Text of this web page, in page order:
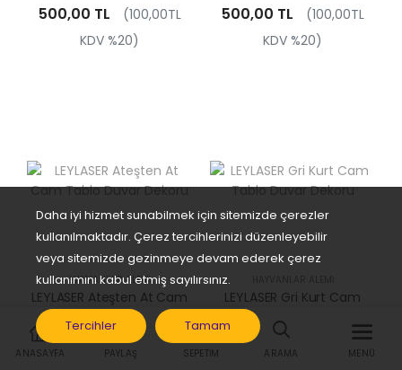
500,00 TL
(100,00TL
KDV %20)
500,00 TL
(100,00TL
KDV %20)
HAYVANLAR ALEMI
LEYLASER Ateşten At Cam
Tablo Duvar Dekoru
500,00 TL
(100,00TL
LEYLASER Gri Kurt Cam
Tablo Duvar Dekoru
500,00 TL
(100,00TL
ANASAYFA PAYLAŞ SEPETIM ARAMA MENÜ
Daha iyi hizmet sunabilmek için sitemizde çerezler
kullanılmaktadır. Çerez tercihlerinizi düzenleyebilir
veya sitemizde gezinmeye devam ederek çerez
kullanımını kabul etmiş sayılırsınız.
Tercihler Tamam